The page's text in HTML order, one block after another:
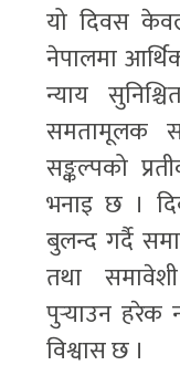
यो दिवस
नेपालमा
न्याय
समतामूलक
सङ्कल्पको
भनाइ छ ।
बुलन्द गर्दै
तथा
पुर्‍याउन हरेक
विश्वास छ ।